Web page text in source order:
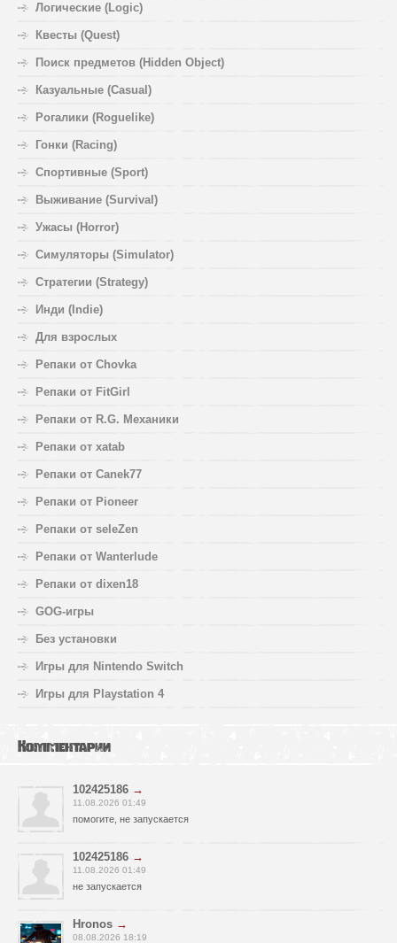
Логические (Logic)
Квесты (Quest)
Поиск предметов (Hidden Object)
Казуальные (Casual)
Рогалики (Roguelike)
Гонки (Racing)
Спортивные (Sport)
Выживание (Survival)
Ужасы (Horror)
Симуляторы (Simulator)
Стратегии (Strategy)
Инди (Indie)
Для взрослых
Репаки от Chovka
Репаки от FitGirl
Репаки от R.G. Механики
Репаки от xatab
Репаки от Canek77
Репаки от Pioneer
Репаки от seleZen
Репаки от Wanterlude
Репаки от dixen18
GOG-игры
Без установки
Игры для Nintendo Switch
Игры для Playstation 4
Комментарии
102425186 →
11.08.2026 01:49
помогите, не запускается
102425186 →
11.08.2026 01:49
не запускается
Hronos →
08.08.2026 18:19